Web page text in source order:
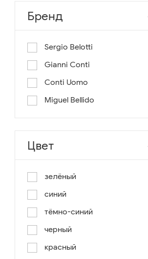
длина 135
Бренд
Sergio Belotti
Gianni Conti
Conti Uomo
Miguel Bellido
Цвет
зелёный
синий
тёмно-синий
черный
красный